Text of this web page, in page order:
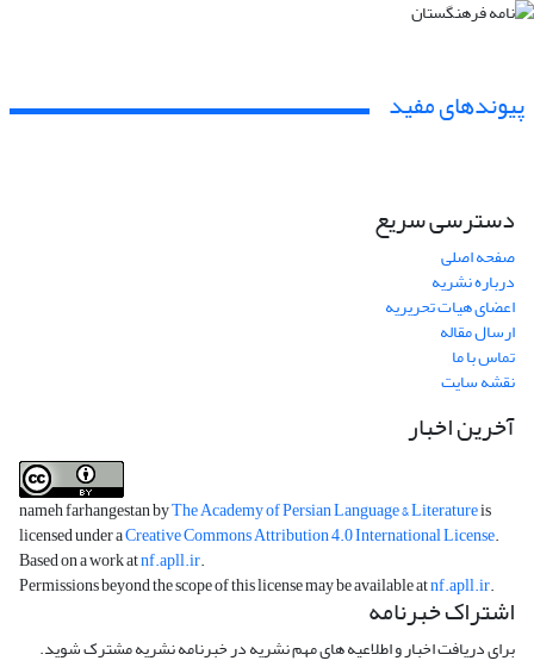
پیوندهای مفید
دسترسی سریع
صفحه اصلی
درباره نشریه
اعضای هیات تحریریه
ارسال مقاله
تماس با ما
نقشه سایت
آخرین اخبار
nameh farhangestan byThe Academy of Persian Language & Literatureis
licensed under aCreative Commons Attribution 4.0 International License.
Based on a work atnf.apll.ir.
Permissions beyond the scope of this license may be available atnf.apll.ir.
اشتراک خبرنامه
برای دریافت اخبار و اطلاعیه های مهم نشریه در خبرنامه نشریه مشترک شوید.